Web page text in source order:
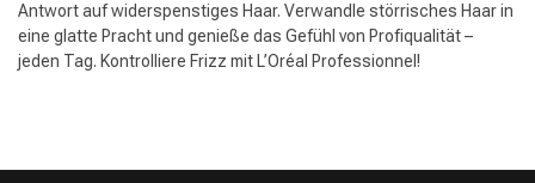
Antwort auf widerspenstiges Haar. Verwandle störrisches Haar in
eine glatte Pracht und genieße das Gefühl von Profiqualität –
jeden Tag. Kontrolliere Frizz mit L’Oréal Professionnel!